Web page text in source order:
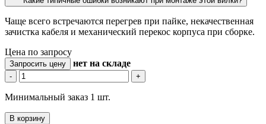
Чаще всего встречаются перегрев при пайке, некачественная
зачистка кабеля и механический перекос корпуса при сборке.
Цена по запросу
Запросить цену нет на складе
- +
Минимальный заказ 1 шт.
В корзину